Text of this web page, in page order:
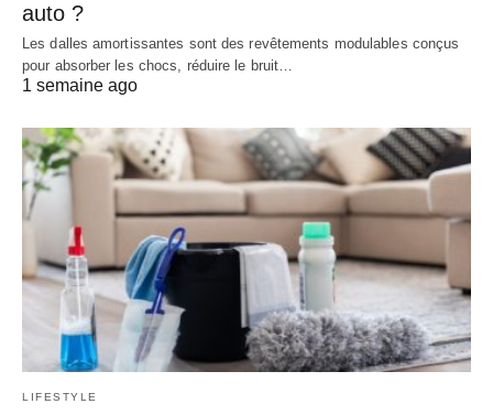
auto ?
Les dalles amortissantes sont des revêtements modulables conçus
pour absorber les chocs, réduire le bruit…
1 semaine ago
LIFESTYLE